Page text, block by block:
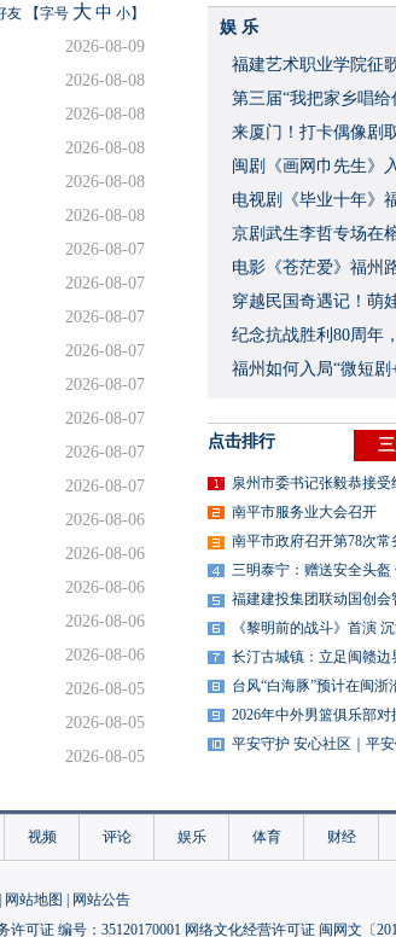
友 【字号 大 中 小】
2026-08-09
2026-08-08
2026-08-08
2026-08-08
2026-08-08
2026-08-08
2026-08-07
2026-08-07
2026-08-07
2026-08-07
2026-08-07
2026-08-07
2026-08-07
2026-08-07
2026-08-06
2026-08-06
2026-08-06
2026-08-06
2026-08-06
2026-08-05
2026-08-05
2026-08-05
2026-08-05
2026-08-05
2026-08-04
娱 乐
福建艺术职业学院征
第三届“我把家乡唱给
来厦门！打卡偶像剧
闽剧《画网巾先生》
电视剧《毕业十年》
破
京剧武生李哲专场在
电影《苍茫爱》福州
穿越民国奇遇记！萌
纪念抗战胜利80周年
福州如何入局“微短剧
点击排行
泉州市委书记张毅恭接
南平市服务业大会召开
南平市政府召开第78次常
三明泰宁：赠送安全头
福建建投集团联动国创
《黎明前的战斗》首演
长汀古城镇：立足闽赣
台风“白海豚”预计在闽浙
2026年中外男篮俱乐部
平安守护 安心社区｜平
视频 评论 娱乐 体育 财经
网站地图
网站公告
许可证 编号：35120170001 网络文化经营许可证 闽网文〔